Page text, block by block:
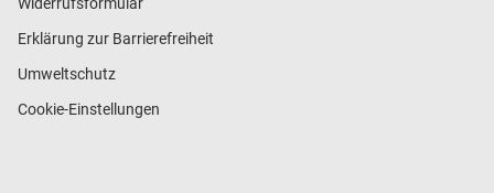
Erklärung zur Barrierefreiheit
Umweltschutz
Cookie-Einstellungen